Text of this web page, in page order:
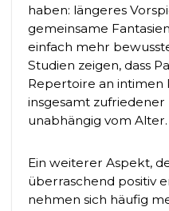
haben: längeres
gemeinsame
einfach mehr
Studien zeigen, dass
Repertoire an intimen
insgesamt
unabhängig vom Alter.
Ein weiterer Aspekt,
überraschend positiv
nehmen sich häufig